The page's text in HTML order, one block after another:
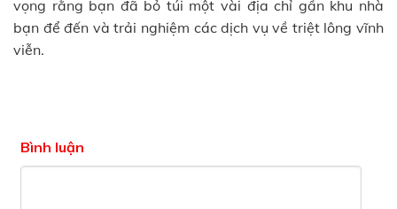
vọng rằng bạn đã bỏ túi một vài địa chỉ gần khu nhà
bạn để đến và trải nghiệm các dịch vụ về triệt lông vĩnh
viễn.
Bình luận